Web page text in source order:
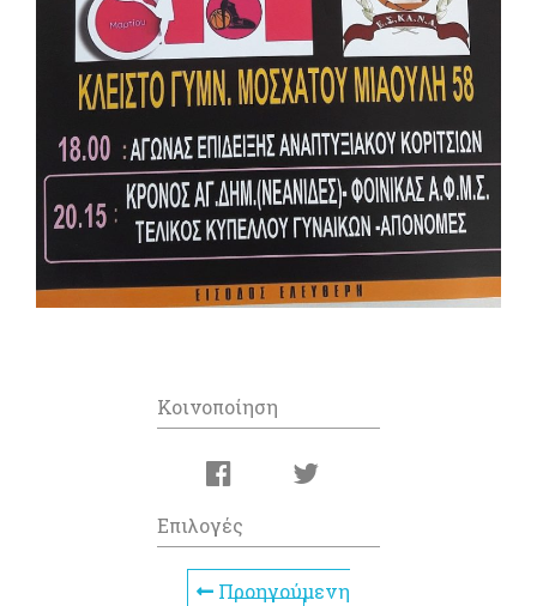
Κοινοποίηση
Επιλογές
Προηγούμενη